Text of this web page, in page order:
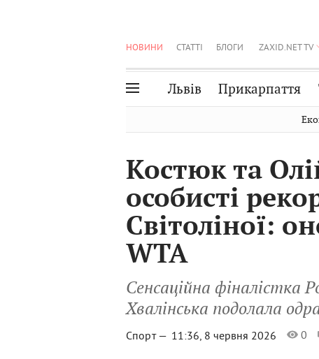
НОВИНИ СТАТТІ БЛОГИ ZAXID.NET TV
Львів Прикарпаття
Волинь
Закарпаття
Чернівці
Шептицький
Костюк та
особисті
Світоліної:
WTA
Сенсаційна фіналістка
Хвалінська подолала
Спорт — 11:36, 8 червня 2026 0